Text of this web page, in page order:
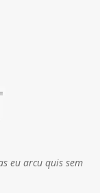
eu arcu quis sem